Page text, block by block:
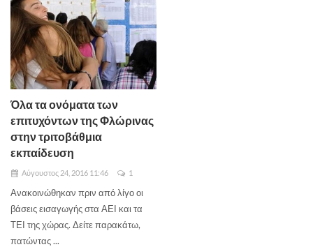
Όλα τα ονόματα των
επιτυχόντων της Φλώρινας
στην τριτοβάθμια
εκπαίδευση
Αύγουστος 24, 2016 11:46 1
Ανακοινώθηκαν πριν από λίγο οι
βάσεις εισαγωγής στα ΑΕΙ και τα
ΤΕΙ της χώρας. Δείτε παρακάτω,
πατώντας ...